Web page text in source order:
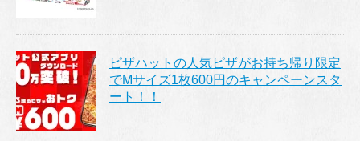
ピザハットの人気ピザがお持ち帰り限定
でMサイズ1枚600円のキャンペーンスタ
ート！！